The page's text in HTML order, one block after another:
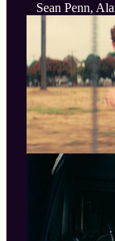
Sean Penn,